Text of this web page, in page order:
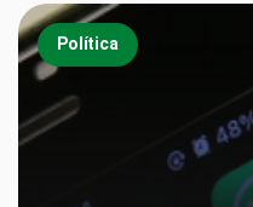
Política